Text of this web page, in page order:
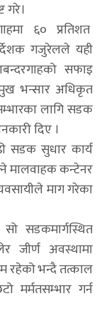
गरे।
६० प्रतिशत
गजुरेलले यही
सफाइ
भन्सार अधिकृत
लागि सडक
दिए ।
सडक सुधार कार्य
मालवाहक कन्टेनर
माग गरेका
सडकमार्गस्थित
जीर्ण अवस्थामा
रहेको भन्दै तत्काल
मर्मतसम्भार गर्न